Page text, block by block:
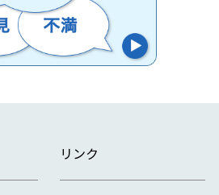
リンク